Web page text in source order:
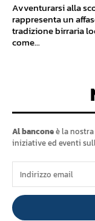
Avventurarsi alla
rappresenta un
tradizione birraria
come...
Al banconeè la
iniziative ed eventi